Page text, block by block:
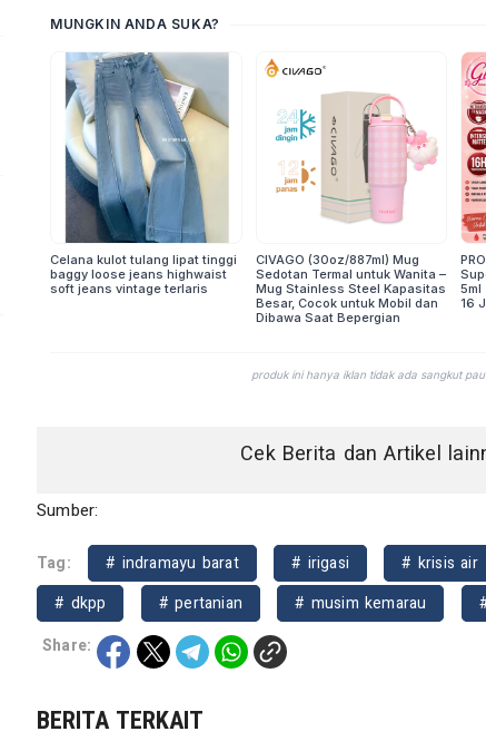
Cek Berita dan Artikel
Sumber:
Tag: # indramayu barat # irigasi
# krisis air
# dkpp
# pertanian # musim kemarau
Share:
BERITA TERKAIT